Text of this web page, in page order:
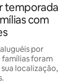
temporada
com
por
foram
localização,